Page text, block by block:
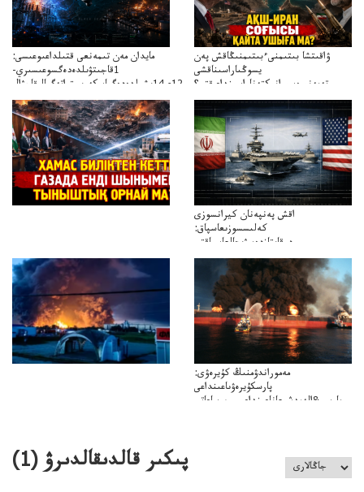
مايدان مەن تىمەنعى قتىلداعىوعىسى:
1قاجىتۋىلدەدەگسوعىسىري-
سترات12ي14ىشىلدەدەگىاسكەريستراتەگيالىقاحۋال
ۋاقىتشا بىتىمنىءبىتىمنىڭاقش پەن
يسوڭىاراسىناقشى
تەپەنىرەسيرانىكتەناراسىنداعىقتى؟
تەكەتىرەسنەلىكتەنقايتاۋشىقتى؟
اقش پەنپەنان كيرانسوزى
كەلىسسوزىعاسپاق:
دوقايتازدەسۋىجالعاسپاقتى
باسەڭدەتدوحا؟
كەزدەسۋىشيەلەنىستىباسەڭدەتەمە؟
مەموراندۋمنىڭ كۇيرەۋى:
پارسكۇيرەۋىاعىنداعى
پارسى&الەمدشىعاناعىنداعىسىن ساعاتى
پىكىر قالدىقالدىرۋ (1
)